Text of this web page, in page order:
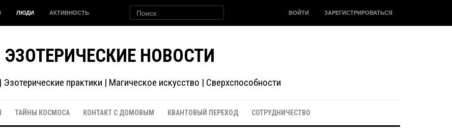
ЛЮДИ АКТИВНОСТЬ ВОЙТИ ЗАРЕГИСТРИРОВАТЬСЯ
ЭЗОТЕРИЧЕСКИЕ НОВОСТИ
практики | Магическое искусство | Сверхспособности
ТАЙНЫ КОСМОСА КОНТАКТ С ДОМОВЫМ КВАНТОВЫЙ ПЕРЕХОД СОТРУДНИЧЕСТВО